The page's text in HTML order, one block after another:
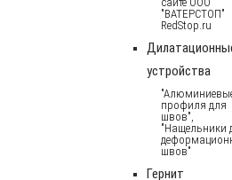
"ВАТЕРСТОП"
RedStop.ru
устройства
профиля для
швов",
"Нащельники
швов"
Гернит